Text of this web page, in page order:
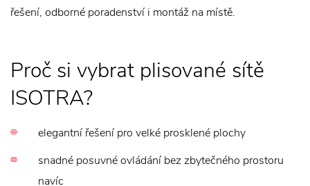
řešení, odborné poradenství i montáž na místě.
Proč si vybrat plisované sítě
ISOTRA?
elegantní řešení pro velké prosklené plochy
snadné posuvné ovládání bez zbytečného prostoru
navíc